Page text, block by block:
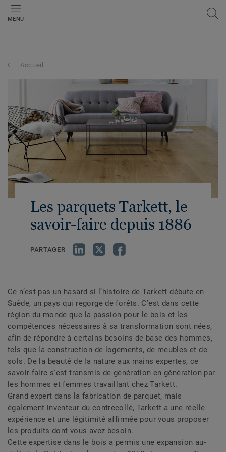
MENU
Accueil
Les parquets Tarkett, le
savoir-faire depuis 1886
PARTAGER
Ce n’est pas un hasard si l’histoire de Tarkett débute en
Suède, un pays qui regorge de forêts. C’est dans cette
région du monde que la passion pour le bois et les
compétences nécessaires à sa transformation sont nées,
afin de répondre à certains besoins de base des hommes,
tels que la construction de logements, de meubles et de
sols. De la beauté de la nature aux mains expertes, ce
savoir-faire s'est transmis de génération en génération par
les hommes et femmes travaillant chez Tarkett.
Grand expert dans la fabrication de parquet, mais
également inventeur du contrecollé, Tarkett a une réelle
expérience et une légitimité affirmée pour vous proposer
les produits dont vous avez besoin.
Cette expertise dans le bois a permis une expansion au-